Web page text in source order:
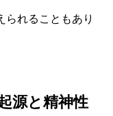
られることもあり
源と精神性